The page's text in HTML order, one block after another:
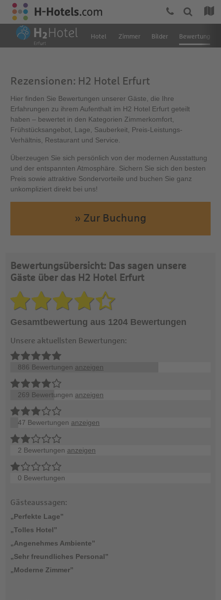
Hotel Zimmer Bilder Bewertung
Rezensionen: H2 Hotel Erfurt
Hier finden Sie Bewertungen unserer Gäste, die Ihre
Erfahrungen zu ihrem Aufenthalt im H2 Hotel Erfurt geteilt
haben – bewertet in den Kategorien Zimmerkomfort,
Frühstücksangebot, Lage, Sauberkeit, Preis-Leistungs-
Verhältnis, Restaurant und Service.
Überzeugen Sie sich persönlich von der modernen Ausstattung
und der entspannten Atmosphäre. Sichern Sie sich den besten
Preis sowie attraktive Sondervorteile und buchen Sie ganz
unkompliziert direkt bei uns!
» Zur Buchung
Bewertungsübersicht: Das sagen unsere
Gäste über das H2 Hotel Erfurt
Gesamtbewertung aus 1204 Bewertungen
Unsere aktuellsten Bewertungen:
886 Bewertungen anzeigen
269 Bewertungen anzeigen
47 Bewertungen anzeigen
2 Bewertungen anzeigen
0 Bewertungen
Gästeaussagen:
„Perfekte Lage”
„Tolles Hotel”
„Angenehmes Ambiente”
„Sehr freundliches Personal”
„Moderne Zimmer”